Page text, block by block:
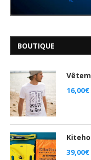
BOUTIQUE
16,00€
39,00€